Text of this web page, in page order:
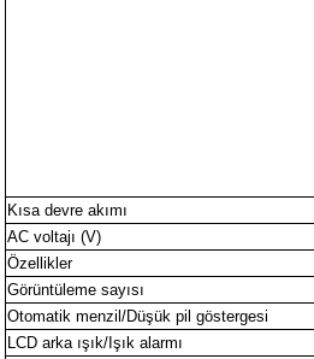
Kısa devre akımı
AC voltajı (V)
Özellikler
Görüntüleme sayısı
Otomatik menzil/Düşük pil göstergesi
LCD arka ışık/Işık alarmı